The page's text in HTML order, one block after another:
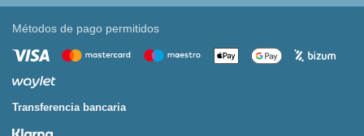
Métodos de pago permitidos
Transferencia bancaria